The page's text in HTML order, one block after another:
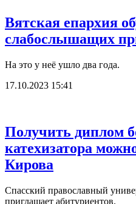
Вятская епархия
слабослышащих
На это у неё ушло два года.
17.10.2023 15:41
Получить диплом
катехизатора
Кирова
Спасский православный
приглашает абитуриентов.